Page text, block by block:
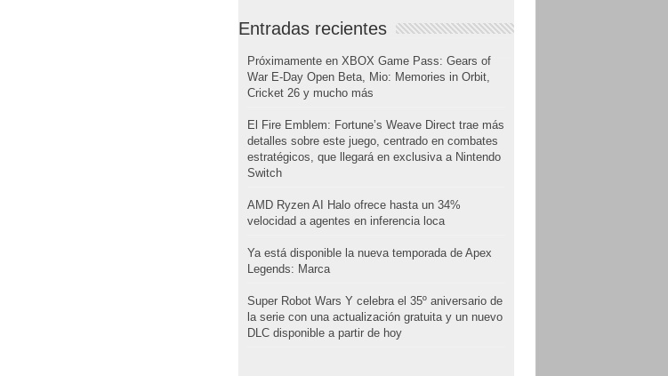
Entradas recientes
Próximamente en XBOX Game Pass: Gears of
War E-Day Open Beta, Mio: Memories in Orbit,
Cricket 26 y mucho más
El Fire Emblem: Fortune’s Weave Direct trae más
detalles sobre este juego, centrado en combates
estratégicos, que llegará en exclusiva a Nintendo
Switch
AMD Ryzen AI Halo ofrece hasta un 34%
velocidad a agentes en inferencia loca
Ya está disponible la nueva temporada de Apex
Legends: Marca
Super Robot Wars Y celebra el 35º aniversario de
la serie con una actualización gratuita y un nuevo
DLC disponible a partir de hoy